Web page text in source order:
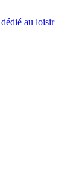
au loisir